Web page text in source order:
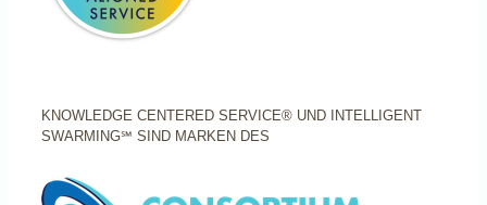
KNOWLEDGE CENTERED SERVICE® UND INTELLIGENT
SWARMING℠ SIND MARKEN DES